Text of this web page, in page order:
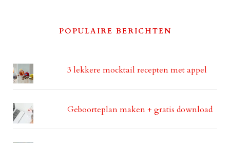
POPULAIRE BERICHTEN
3 lekkere mocktail recepten met appel
Geboorteplan maken + gratis download